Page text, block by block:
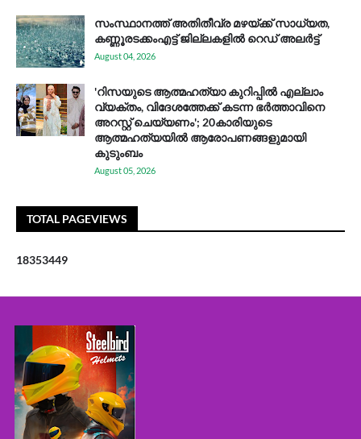
സം​സ്ഥാ​ന​ത്ത് അ​തി​തീ​വ്ര മ​ഴ​യ്ക്ക് സാ​ധ്യ​ത,
കണ്ണൂരടക്കംഎ​ട്ട് ജി​ല്ല​ക​ളി​ൽ റെ​ഡ് അ​ലർ​ട്ട്
August 04, 2026
'റിസയുടെ ആത്മഹത്യാ കുറിപ്പിൽ എല്ലാം
വ്യക്തം, വിദേശത്തേക്ക് കടന്ന ഭർത്താവിനെ
അറസ്റ്റ് ചെയ്യണം'; 20കാരിയുടെ
ആത്മഹത്യയിൽ ആരോപണങ്ങളുമായി
കുടുംബം
August 05, 2026
TOTAL PAGEVIEWS
18353449